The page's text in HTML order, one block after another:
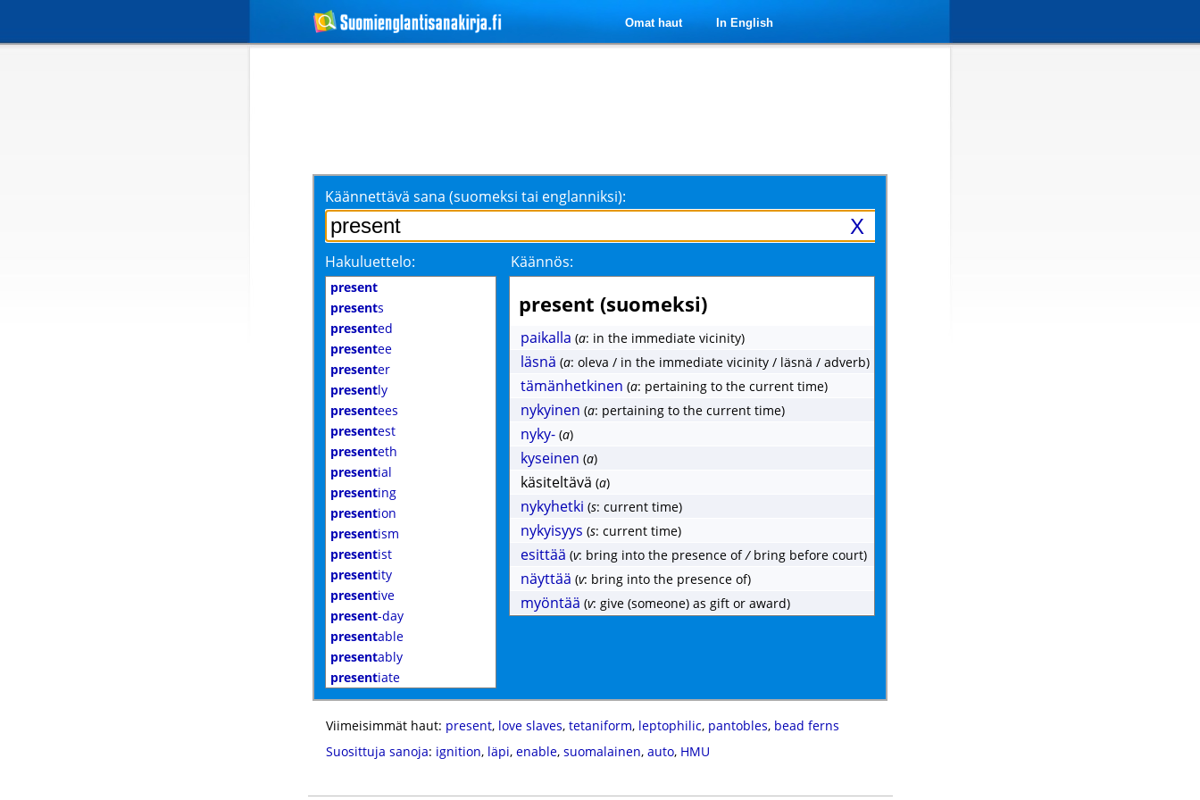
Omat haut In English
Käännettävä sana (suomeksi tai englanniksi):
X
Hakuluettelo: Käännös:
present
presents
presented
presentee
presenter
presently
presentees
presentest
presenteth
presential
presenting
presention
presentism
presentist
presentity
presentive
present-day
presentable
presentably
presentiate
present (suomeksi)
paikalla (a: in the immediate vicinity)
läsnä (a: oleva / in the immediate vicinity / läsnä / adverb)
tämänhetkinen (a: pertaining to the current time)
nykyinen (a: pertaining to the current time)
nyky- (a)
kyseinen (a)
käsiteltävä (a)
nykyhetki (s: current time)
nykyisyys (s: current time)
esittää (v: bring into the presence of/ bring before court)
näyttää (v: bring into the presence of)
myöntää (v: give (someone) as gift or award)
Viimeisimmät haut: present, love slaves, tetaniform, leptophilic, pantobles, bead ferns
Suosittuja sanoja: ignition, läpi, enable, suomalainen, auto, HMU